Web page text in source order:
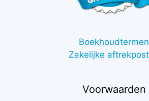
Boekhoudtermen
Zakelijke
Voorwaarden